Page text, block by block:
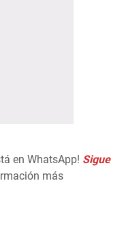
en WhatsApp! Sigue
más